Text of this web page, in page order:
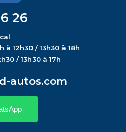
26
12h30 / 13h30 à 18h
/ 13h30 à 17h
autos.com